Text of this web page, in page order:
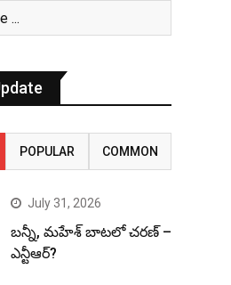
POPULAR COMMON
July 31, 2026
బన్నీ, మహేశ్ బాటలో చరణ్ –
ఎన్టీఆర్?